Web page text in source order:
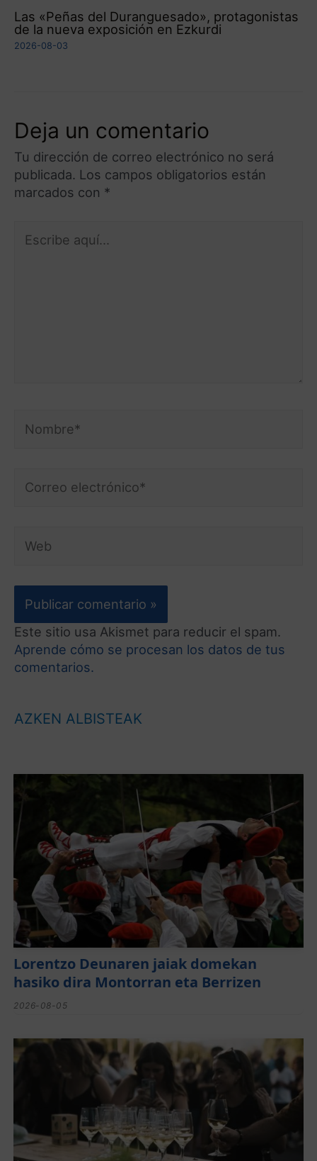
Las «Peñas del Duranguesado», protagonistas
de la nueva exposición en Ezkurdi
2026-08-03
Deja un comentario
Tu dirección de correo electrónico no será
publicada. Los campos obligatorios están
marcados con *
Este sitio usa Akismet para reducir el spam.
Aprende cómo se procesan los datos de tus
comentarios.
AZKEN ALBISTEAK
Lorentzo Deunaren jaiak domekan
hasiko dira Montorran eta Berrizen
2026-08-05
El festival de Bizkaiko Txakolina ‘Mahasti
Artean’ llega a Durangaldea en
septiembre